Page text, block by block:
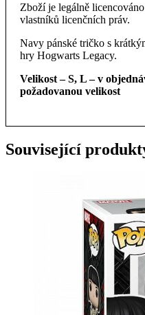
Zboží je legálně
vlastníků licenčních práv.
Navy pánské tričko s
hry Hogwarts Legacy.
Velikost – S, L – v
požadovanou velikost
Související